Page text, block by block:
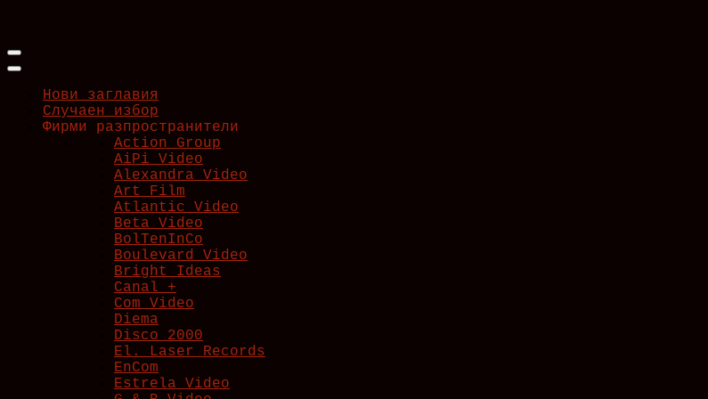
content
Нови заглавия
Случаен избор
Фирми разпространители
Action Group
AiPi Video
Alexandra Video
Art Film
Atlantic Video
Beta Video
BolTenInCo
Boulevard Video
Bright Ideas
Canal +
Com Video
Diema
Disco 2000
El. Laser Records
EnCom
Estrela Video